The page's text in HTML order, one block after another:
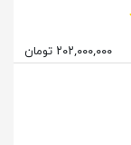
۲۰۲,۰۰۰,۰۰۰ تومان